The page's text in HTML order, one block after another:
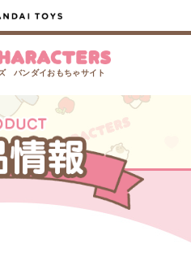
バンダイおもちゃサイト